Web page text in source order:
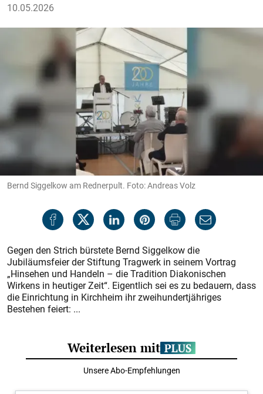
10.05.2026
Bernd Siggelkow am Rednerpult. Foto: Andreas Volz
Gegen den Strich bürs­tete Bernd Siggelkow die
Jubiläumsfeier der Stiftung Tragwerk in seinem Vortrag
„Hinsehen und Handeln – die Tradition Diakonischen
Wirkens in heutiger Zeit“. Eigentlich sei es zu bedauern, dass
die Einrichtung in Kirchheim ihr zweihundertjähriges
Bestehen feiert: ...